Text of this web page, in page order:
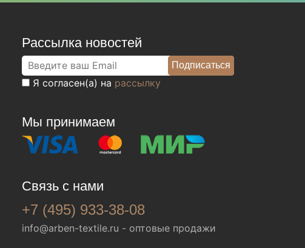
Рассылка новостей
Я согласен(а) на рассылку
Мы принимаем
Связь с нами
+7 (495) 933-38-08
info@arben-textile.ru - оптовые продажи